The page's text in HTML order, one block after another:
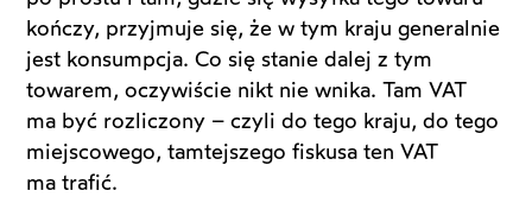
kończy, przyjmuje się, że w tym kraju generalnie
jest konsumpcja. Co się stanie dalej z tym
towarem, oczywiście nikt nie wnika. Tam VAT
ma być rozliczony – czyli do tego kraju, do tego
miejscowego, tamtejszego fiskusa ten VAT
ma trafić.